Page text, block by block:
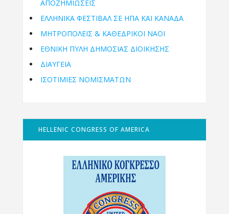
ΑΠΟΖΗΜΙΩΣΕΙΣ
ΕΛΛΗΝΙΚΆ ΦΕΣΤΙΒΆΛ ΣΕ ΗΠΑ ΚΑΙ ΚΑΝΑΔΑ
ΜΗΤΡΟΠΌΛΕΙΣ & ΚΑΘΕΔΡΙΚΟΊ ΝΑΟΊ
ΕΘΝΙΚΉ ΠΎΛΗ ΔΗΜΌΣΙΑΣ ΔΙΟΊΚΗΣΗΣ
ΔΙΑΥΓΕΙΑ
ΙΣΟΤΙΜΙΕΣ ΝΟΜΙΣΜΑΤΩΝ
HELLENIC CONGRESS OF AMERICA